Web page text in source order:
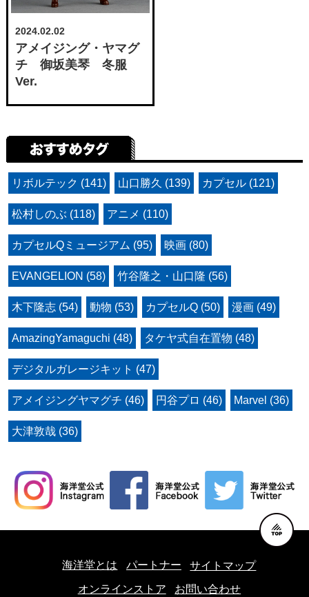
2024.02.02
アメイジング・ヤマグ
チ 御坂美琴 冬服
Ver.
リボルテック (141) 山口勝久 (139) カプセル (121)
松村しのぶ (118) アニメ (110)
カプセルQミュージアム (95) 映画 (80)
EVANGELION (58) 竹谷隆之・山口隆 (56)
木下隆志 (54) 動物 (53) カプセルQ (50) 漫画 (49)
AmazingYamaguchi (48) タケヤ式自在置物 (48)
デジタルガレージキット (47)
アメイジングヤマグチ (46) 円谷プロ (46) Marvel (36)
大津敦哉 (36)
海洋堂とは パートナー
サイトマップ
オンラインストア
お問い合わせ